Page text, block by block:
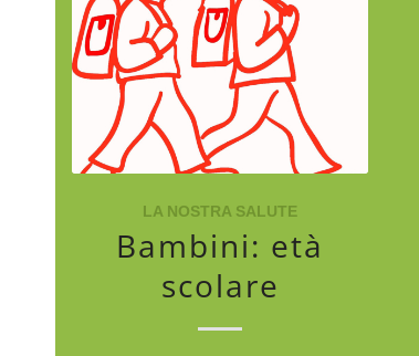
LA NOSTRA SALUTE
Bambini: età
scolare